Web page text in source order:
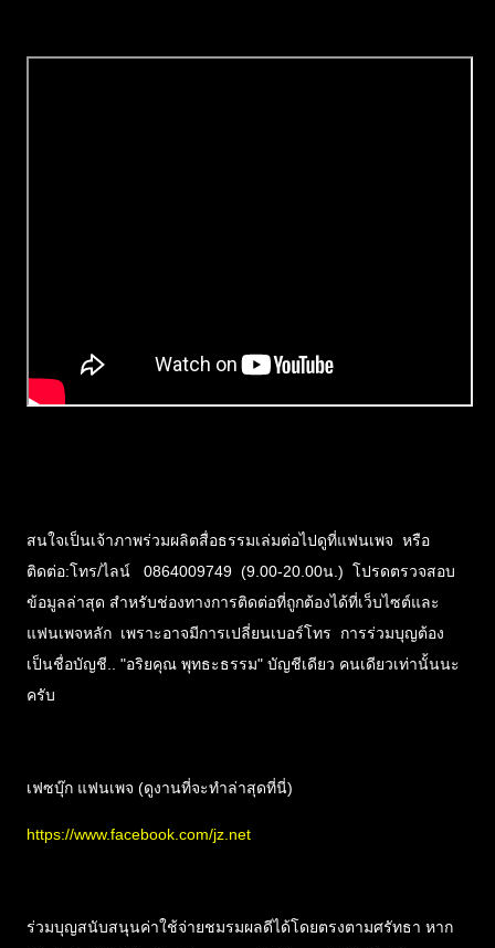
สนใจเป็นเจ้าภาพร่วมผลิตสื่อธรรมเล่มต่อไปดูที่แฟนเพจ หรือ
ติดต่อ:โทร/ไลน์ 0864009749 (9.00-20.00น.) โปรดตรวจสอบ
ข้อมูลล่าสุด สำหรับช่องทางการติดต่อที่ถูกต้องได้ที่เว็บไซต์และ
แฟนเพจหลัก เพราะอาจมีการเปลี่ยนเบอร์โทร การร่วมบุญต้อง
เป็นชื่อบัญชี.. "อริยคุณ พุทธะธรรม" บัญชีเดียว คนเดียวเท่านั้นนะ
ครับ
เฟซบุ๊ก แฟนเพจ (ดูงานที่จะทำล่าสุดที่นี่)
https://www.facebook.com/jz.net
ร่วมบุญสนับสนุนค่าใช้จ่ายชมรมผลดีได้โดยตรงตามศรัทธา หาก